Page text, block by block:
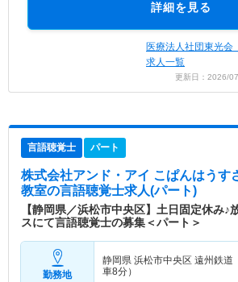
詳細を見る
医療法人社団東光
求人一覧
更新日：2026/
言語聴覚士 パート
株式会社アンド・アイ こぱんはうす
教室の言語聴覚士求人(パート)
【静岡県／浜松市中央区】土日固定休み♪
スにて言語聴覚士の募集＜パート＞
勤務地
静岡県 浜松市中央区 遠州鉄道
車8分）